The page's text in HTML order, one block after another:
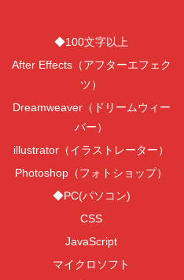
◆100文字以上
After Effects（アフターエフェク
ツ）
Dreamweaver（ドリームウィー
バー）
illustrator（イラストレーター）
Photoshop（フォトショップ）
◆PC(パソコン)
CSS
JavaScript
マイクロソフト